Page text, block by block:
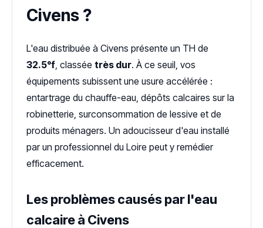
Civens ?
L'eau distribuée à Civens présente un TH de
32.5°f, classée très dur. À ce seuil, vos
équipements subissent une usure accélérée :
entartrage du chauffe-eau, dépôts calcaires sur la
robinetterie, surconsommation de lessive et de
produits ménagers. Un adoucisseur d'eau installé
par un professionnel du Loire peut y remédier
efficacement.
Les problèmes causés par l'eau
calcaire à Civens